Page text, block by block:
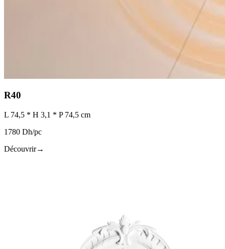
R40
L 74,5 * H 3,1 * P 74,5 cm
1780 Dh/pc
Découvrir→